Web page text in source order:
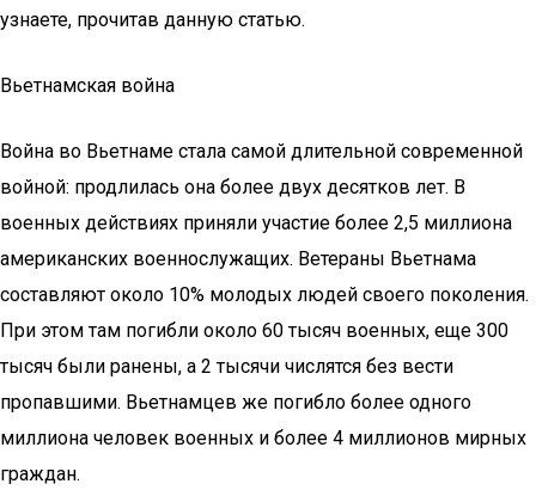
узнаете, прочитав данную статью.
Вьетнамская война
Война во Вьетнаме стала самой длительной современной
войной: продлилась она более двух десятков лет. В
военных действиях приняли участие более 2,5 миллиона
американских военнослужащих. Ветераны Вьетнама
составляют около 10% молодых людей своего поколения.
При этом там погибли около 60 тысяч военных, еще 300
тысяч были ранены, а 2 тысячи числятся без вести
пропавшими. Вьетнамцев же погибло более одного
миллиона человек военных и более 4 миллионов мирных
граждан.